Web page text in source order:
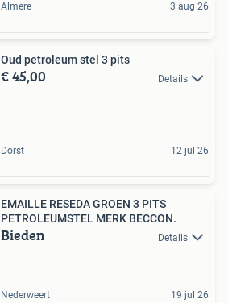
Almere 3 aug 26
Oud petroleum stel 3 pits
€ 45,00 Details
Dorst 12 jul 26
EMAILLE RESEDA GROEN 3 PITS
PETROLEUMSTEL MERK BECCON.
Bieden Details
Nederweert 19 jul 26